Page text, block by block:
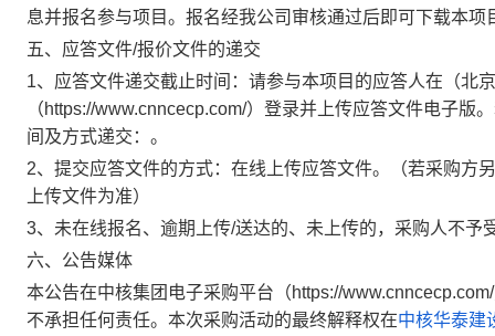
息并报名参与项目。报名经我公司审核通过后即可下载本项
五、应答文件/报价文件的递交
1、应答文件递交截止时间：请参与本项目的应答人在（北
（https://www.cnncecp.com/）登录并上传应答文件电子版
间及方式递交：。
2、提交应答文件的方式：在线上传应答文件。（若采购方
上传文件为准）
3、未在线报名、逾期上传/送达的、未上传的，采购人不予
六、公告媒体
本公告在中核集团电子采购平台（https://www.cnncecp.com/
不承担任何责任。本次采购活动的最终解释权在中核华泰建